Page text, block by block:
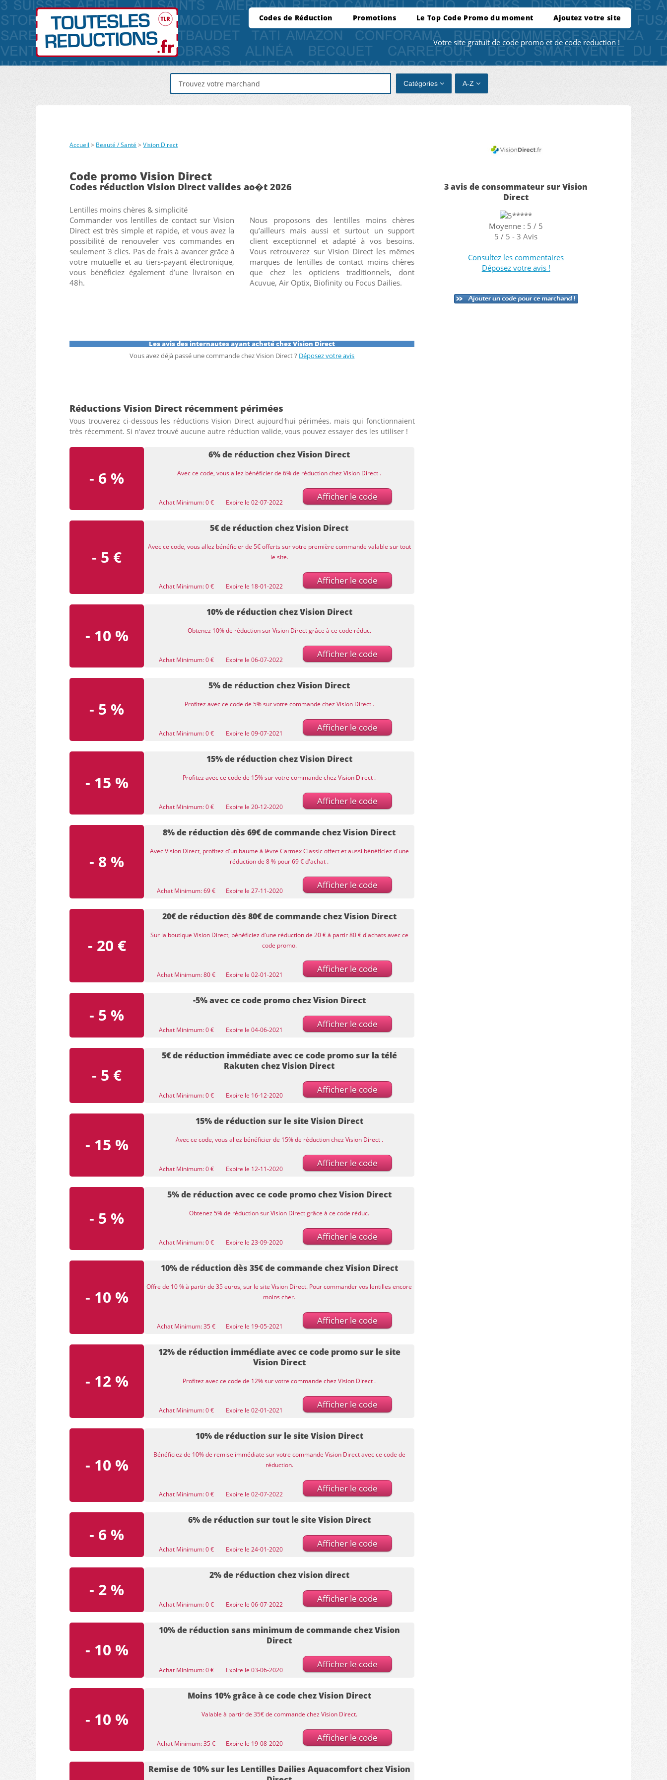
Codes de Réduction Promotions Le Top Code Promo du moment Ajoutez votre site
Votre site gratuit de code promo et de code reduction !
Catégories A-Z
Accueil > Beauté / Santé >Vision Direct
Code promo Vision Direct
Codes réduction Vision Direct valides ao�t 2026
Lentilles moins chères & simplicité
Commander vos lentilles de contact sur Vision
Direct est très simple et rapide, et vous avez la
possibilité de renouveler vos commandes en
seulement 3 clics. Pas de frais à avancer grâce à
votre mutuelle et au tiers-payant électronique,
vous bénéficiez également d’une livraison en
48h.
Nous proposons des lentilles moins chères
qu’ailleurs mais aussi et surtout un support
client exceptionnel et adapté à vos besoins.
Vous retrouverez sur Vision Direct les mêmes
marques de lentilles de contact moins chères
que chez les opticiens traditionnels, dont
Acuvue, Air Optix, Biofinity ou Focus Dailies.
Les avis des internautes ayant acheté chez Vision Direct
Vous avez déjà passé une commande chez Vision Direct ? Déposez votre avis
Réductions Vision Direct récemment périmées
Vous trouverez ci-dessous les réductions Vision Direct aujourd'hui périmées, mais qui fonctionnaient
très récemment. Si n'avez trouvé aucune autre réduction valide, vous pouvez essayer des les utiliser !
- 6 %
6% de réduction chez Vision Direct
Avec ce code, vous allez bénéficier de 6% de réduction chez Vision Direct .
Achat Minimum: 0 € Expire le 02-07-2022
Afficher le code
- 5 €
5€ de réduction chez Vision Direct
Avec ce code, vous allez bénéficier de 5€ offerts sur votre première commande valable sur tout
le site.
Achat Minimum: 0 € Expire le 18-01-2022
Afficher le code
- 10 %
10% de réduction chez Vision Direct
Obtenez 10% de réduction sur Vision Direct grâce à ce code réduc.
Achat Minimum: 0 € Expire le 06-07-2022
Afficher le code
- 5 %
5% de réduction chez Vision Direct
Profitez avec ce code de 5% sur votre commande chez Vision Direct .
Achat Minimum: 0 € Expire le 09-07-2021
Afficher le code
- 15 %
15% de réduction chez Vision Direct
Profitez avec ce code de 15% sur votre commande chez Vision Direct .
Achat Minimum: 0 € Expire le 20-12-2020
Afficher le code
- 8 %
8% de réduction dès 69€ de commande chez Vision Direct
Avec Vision Direct, profitez d'un baume à lèvre Carmex Classic offert et aussi bénéficiez d'une
réduction de 8 % pour 69 € d'achat .
Achat Minimum: 69 € Expire le 27-11-2020
Afficher le code
- 20 €
20€ de réduction dès 80€ de commande chez Vision Direct
Sur la boutique Vision Direct, bénéficiez d'une réduction de 20 € à partir 80 € d'achats avec ce
code promo.
Achat Minimum: 80 € Expire le 02-01-2021
Afficher le code
- 5 %
-5% avec ce code promo chez Vision Direct
Achat Minimum: 0 € Expire le 04-06-2021
Afficher le code
- 5 €
5€ de réduction immédiate avec ce code promo sur la télé
Rakuten chez Vision Direct
Achat Minimum: 0 € Expire le 16-12-2020
Afficher le code
- 15 %
15% de réduction sur le site Vision Direct
Avec ce code, vous allez bénéficier de 15% de réduction chez Vision Direct .
Achat Minimum: 0 € Expire le 12-11-2020
Afficher le code
- 5 %
5% de réduction avec ce code promo chez Vision Direct
Obtenez 5% de réduction sur Vision Direct grâce à ce code réduc.
Achat Minimum: 0 € Expire le 23-09-2020
Afficher le code
- 10 %
10% de réduction dès 35€ de commande chez Vision Direct
Offre de 10 % à partir de 35 euros, sur le site Vision Direct. Pour commander vos lentilles encore
moins cher.
Achat Minimum: 35 € Expire le 19-05-2021
Afficher le code
- 12 %
12% de réduction immédiate avec ce code promo sur le site
Vision Direct
Profitez avec ce code de 12% sur votre commande chez Vision Direct .
Achat Minimum: 0 € Expire le 02-01-2021
Afficher le code
- 10 %
10% de réduction sur le site Vision Direct
Bénéficiez de 10% de remise immédiate sur votre commande Vision Direct avec ce code de
réduction.
Achat Minimum: 0 € Expire le 02-07-2022
Afficher le code
- 6 %
6% de réduction sur tout le site Vision Direct
Achat Minimum: 0 € Expire le 24-01-2020
Afficher le code
- 2 %
2% de réduction chez vision direct
Achat Minimum: 0 € Expire le 06-07-2022
Afficher le code
- 10 %
10% de réduction sans minimum de commande chez Vision
Direct
Achat Minimum: 0 € Expire le 03-06-2020
Afficher le code
- 10 %
Moins 10% grâce à ce code chez Vision Direct
Valable à partir de 35€ de commande chez Vision Direct.
Achat Minimum: 35 € Expire le 19-08-2020
Afficher le code
Remise de 10% sur les Lentilles Dailies Aquacomfort chez Vision
3 avis de consommateur sur Vision
Direct
Moyenne : 5 / 5
5 / 5 -3 Avis
Consultez les commentaires
Déposez votre avis !